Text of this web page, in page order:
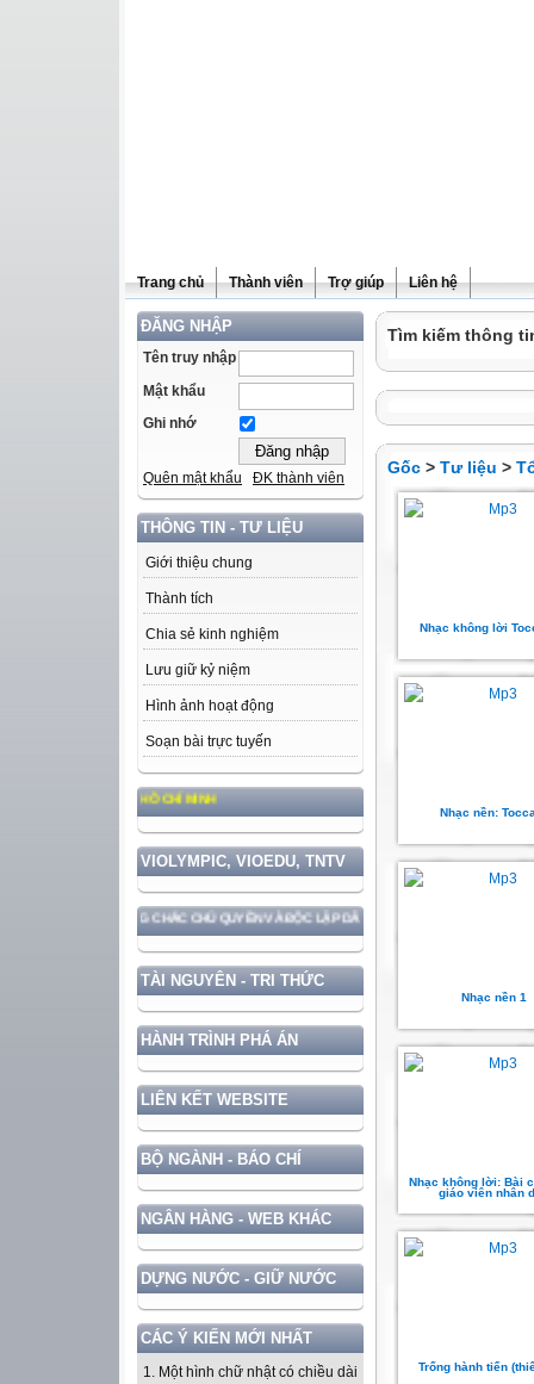
Trang chủ Thành viên Trợ giúp Liên hệ
ĐĂNG NHẬP
Tên truy nhập
Mật khẩu
Ghi nhớ
Quên mật khẩu ĐK thành viên
THÔNG TIN - TƯ LIỆU
Giới thiệu chung
Thành tích
Chia sẻ kinh nghiệm
Lưu giữ kỷ niệm
Hình ảnh hoạt động
Soạn bài trực tuyến
PHONG CÁCH HỒ CHÍ MINH
VIOLYMPIC, VIOEDU, TNTV
VỚI BẢO VỆ VỮNG CHẮC CHỦ QUYỀN VÀ ĐỘC LẬP DÂN TỘC!
TÀI NGUYÊN - TRI THỨC
HÀNH TRÌNH PHÁ ÁN
LIÊN KẾT WEBSITE
BỘ NGÀNH - BÁO CHÍ
NGÂN HÀNG - WEB KHÁC
DỰNG NƯỚC - GIỮ NƯỚC
CÁC Ý KIẾN MỚI NHẤT
1. Một hình chữ nhật có chiều dài
Tìm kiếm thông
Gốc > Tư liệu >
Nhạc không lời
Nhạc nền:
Nhạc nền 1
Nhạc không lời: Bài
giáo viên nhân
Trống hành tiến